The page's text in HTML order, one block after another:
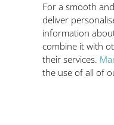
For a smooth
deliver
information
combine it with
their services.
the use of all of
Waarom de